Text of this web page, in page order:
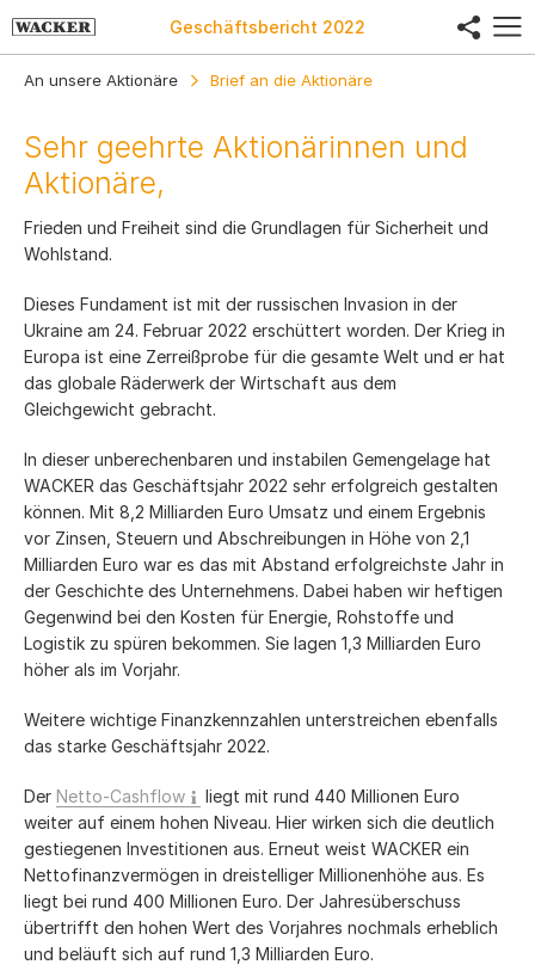
Geschäftsbericht 2022 share
An unsere Aktionäre Brief an die Aktionäre
Sehr geehrte Aktionärinnen und
Aktionäre,
Frieden und Freiheit sind die Grundlagen für Sicherheit und
Wohlstand.
Dieses Fundament ist mit der russischen Invasion in der
Ukraine am 24. Februar 2022 erschüttert worden. Der Krieg in
Europa ist eine Zerreißprobe für die gesamte Welt und er hat
das globale Räderwerk der Wirtschaft aus dem
Gleichgewicht gebracht.
In dieser unberechenbaren und instabilen Gemengelage hat
WACKER das Geschäftsjahr 2022 sehr erfolgreich gestalten
können. Mit 8,2 Milliarden Euro Umsatz und einem Ergebnis
vor Zinsen, Steuern und Abschreibungen in Höhe von 2,1
Milliarden Euro war es das mit Abstand erfolgreichste Jahr in
der Geschichte des Unternehmens. Dabei haben wir heftigen
Gegenwind bei den Kosten für Energie, Rohstoffe und
Logistik zu spüren bekommen. Sie lagen 1,3 Milliarden Euro
höher als im Vorjahr.
Weitere wichtige Finanzkennzahlen unterstreichen ebenfalls
das starke Geschäftsjahr 2022.
Der Netto-Cashflow liegt mit rund 440 Millionen Euro
weiter auf einem hohen Niveau. Hier wirken sich die deutlich
gestiegenen Investitionen aus. Erneut weist WACKER ein
Nettofinanzvermögen in dreistelliger Millionenhöhe aus. Es
liegt bei rund 400 Millionen Euro. Der Jahresüberschuss
übertrifft den hohen Wert des Vorjahres nochmals erheblich
und beläuft sich auf rund 1,3 Milliarden Euro.